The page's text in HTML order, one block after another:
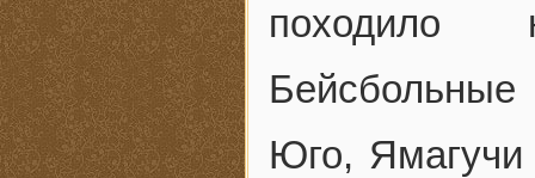
походило
Юго, Ямагучи